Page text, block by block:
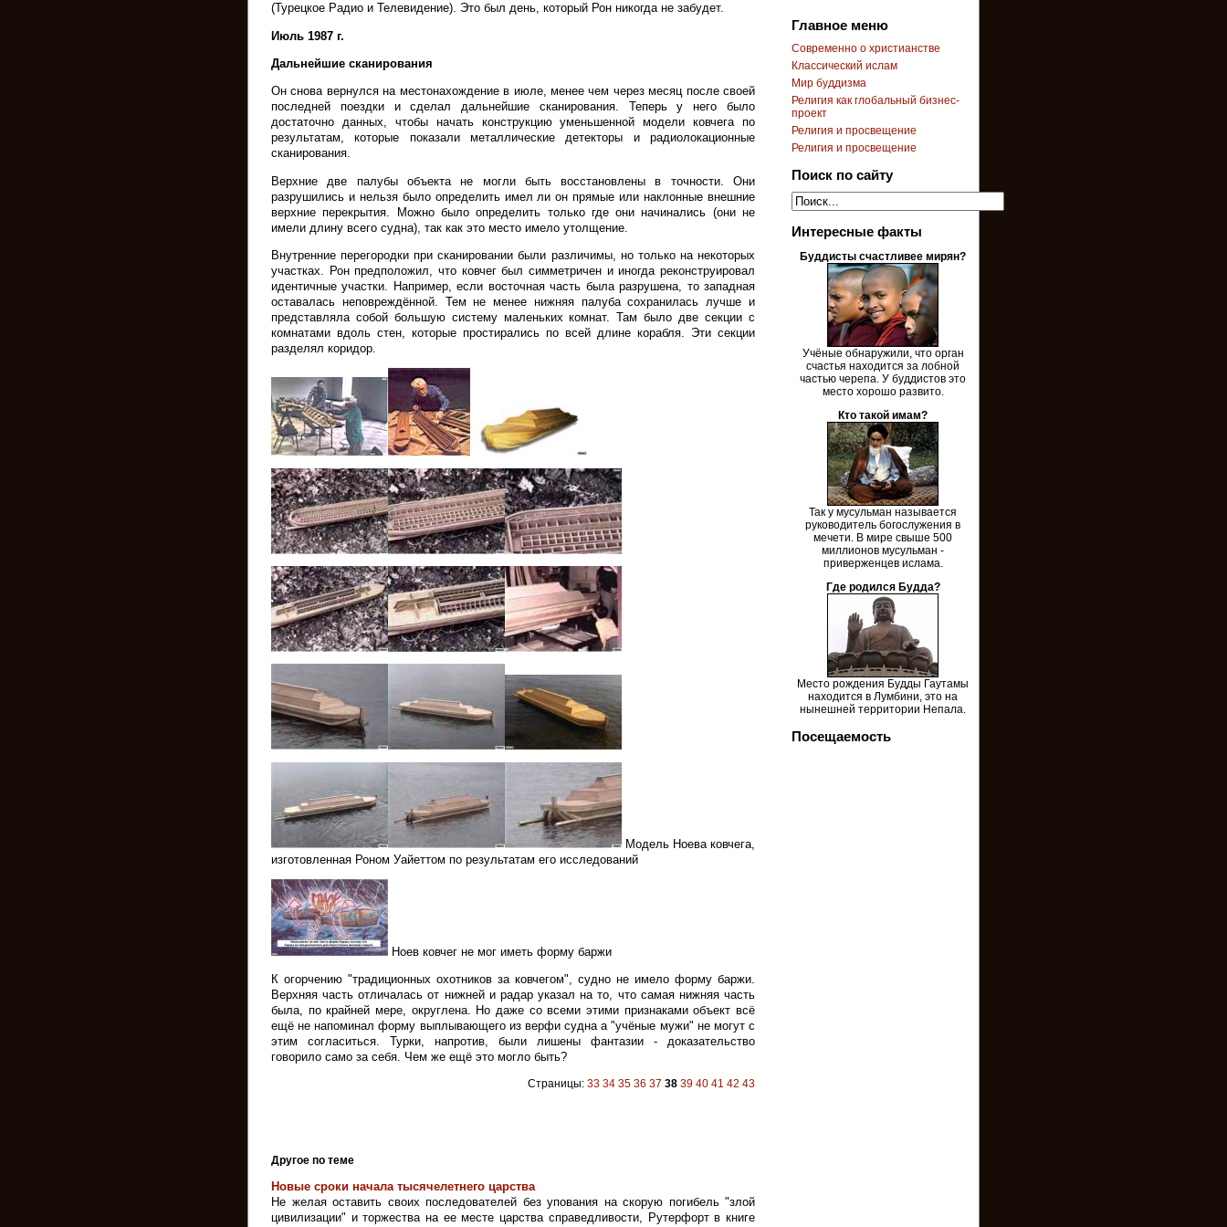
(Турецкое Радио и Телевидение). Это был день, который Рон никогда не забудет.
Июль 1987 г.
Дальнейшие сканирования
Он снова вернулся на местонахождение в июле, менее чем через месяц после своей
последней поездки и сделал дальнейшие сканирования. Теперь у него было
достаточно данных, чтобы начать конструкцию уменьшенной модели ковчега по
результатам, которые показали металлические детекторы и радиолокационные
сканирования.
Верхние две палубы объекта не могли быть восстановлены в точности. Они
разрушились и нельзя было определить имел ли он прямые или наклонные внешние
верхние перекрытия. Можно было определить только где они начинались (они не
имели длину всего судна), так как это место имело утолщение.
Внутренние перегородки при сканировании были различимы, но только на некоторых
участках. Рон предположил, что ковчег был симметричен и иногда реконструировал
идентичные участки. Например, если восточная часть была разрушена, то западная
оставалась неповреждённой. Тем не менее нижняя палуба сохранилась лучше и
представляла собой большую систему маленьких комнат. Там было две секции с
комнатами вдоль стен, которые простирались по всей длине корабля. Эти секции
разделял коридор.
Модель Ноева ковчега,
изготовленная Роном Уайеттом по результатам его исследований
Ноев ковчег не мог иметь форму баржи
К огорчению "традиционных охотников за ковчегом", судно не имело форму баржи.
Верхняя часть отличалась от нижней и радар указал на то, что самая нижняя часть
была, по крайней мере, округлена. Но даже со всеми этими признаками объект всё
ещё не напоминал форму выплывающего из верфи судна а "учёные мужи" не могут с
этим согласиться. Турки, напротив, были лишены фантазии - доказательство
говорило само за себя. Чем же ещё это могло быть?
Страницы: 33 34 35 36 37 38 39 40 41 42 43
Другое по теме
Новые сроки начала тысячелетнего царства
Не желая оставить своих последователей без упования на скорую погибель "злой
цивилизации" и торжества на ее месте царства справедливости, Рутерфорт в книге
Главное меню
Cовременно о христианстве
Классический ислам
Мир буддизма
Религия как глобальный бизнес-
проект
Религия и просвещение
Религия и просвещение
Поиск по сайту
Интересные факты
Буддисты счастливее мирян?
Учёные обнаружили, что орган
счастья находится за лобной
частью черепа. У буддистов это
место хорошо развито.
Кто такой имам?
Так у мусульман называется
руководитель богослужения в
мечети. В мире свыше 500
миллионов мусульман -
приверженцев ислама.
Где родился Будда?
Место рождения Будды Гаутамы
находится в Лумбини, это на
нынешней территории Непала.
Посещаемость